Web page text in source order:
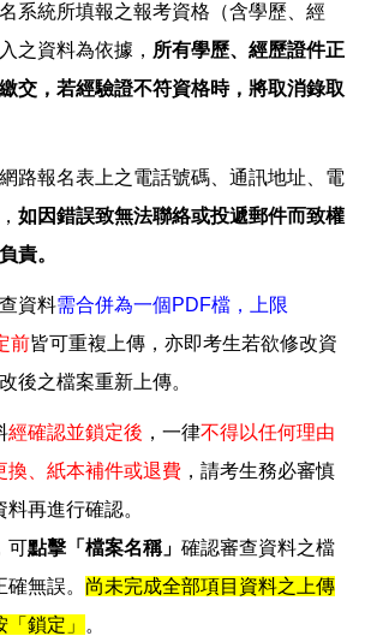
系統所填報之報考資格（含學歷、經
之資料為依據， 所有學歷、經歷證件正
交，若經驗證不符資格時，將取消錄取
路報名表上之電話號碼、通訊地址、電
如因錯誤致無法聯絡或投遞郵件而致權
責。
資料需合併為一個PDF檔，上限
前皆可重複上傳，亦即考生若欲修改資
後之檔案重新上傳。
經確認並鎖定後 ，一律不得以任何理由
換、紙本補件或退費 ，請考生務必審慎
再進行確認。
可點擊「檔案名稱」 確認審查資料之檔
無誤。 尚未完成全部項目資料之上傳
鎖定」
。